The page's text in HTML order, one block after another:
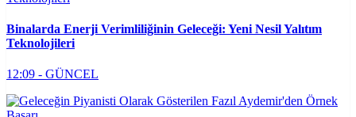
Binalarda Enerji Verimliliğinin Geleceği: Yeni Nesil Yalıtım
Teknolojileri
12:09 - GÜNCEL